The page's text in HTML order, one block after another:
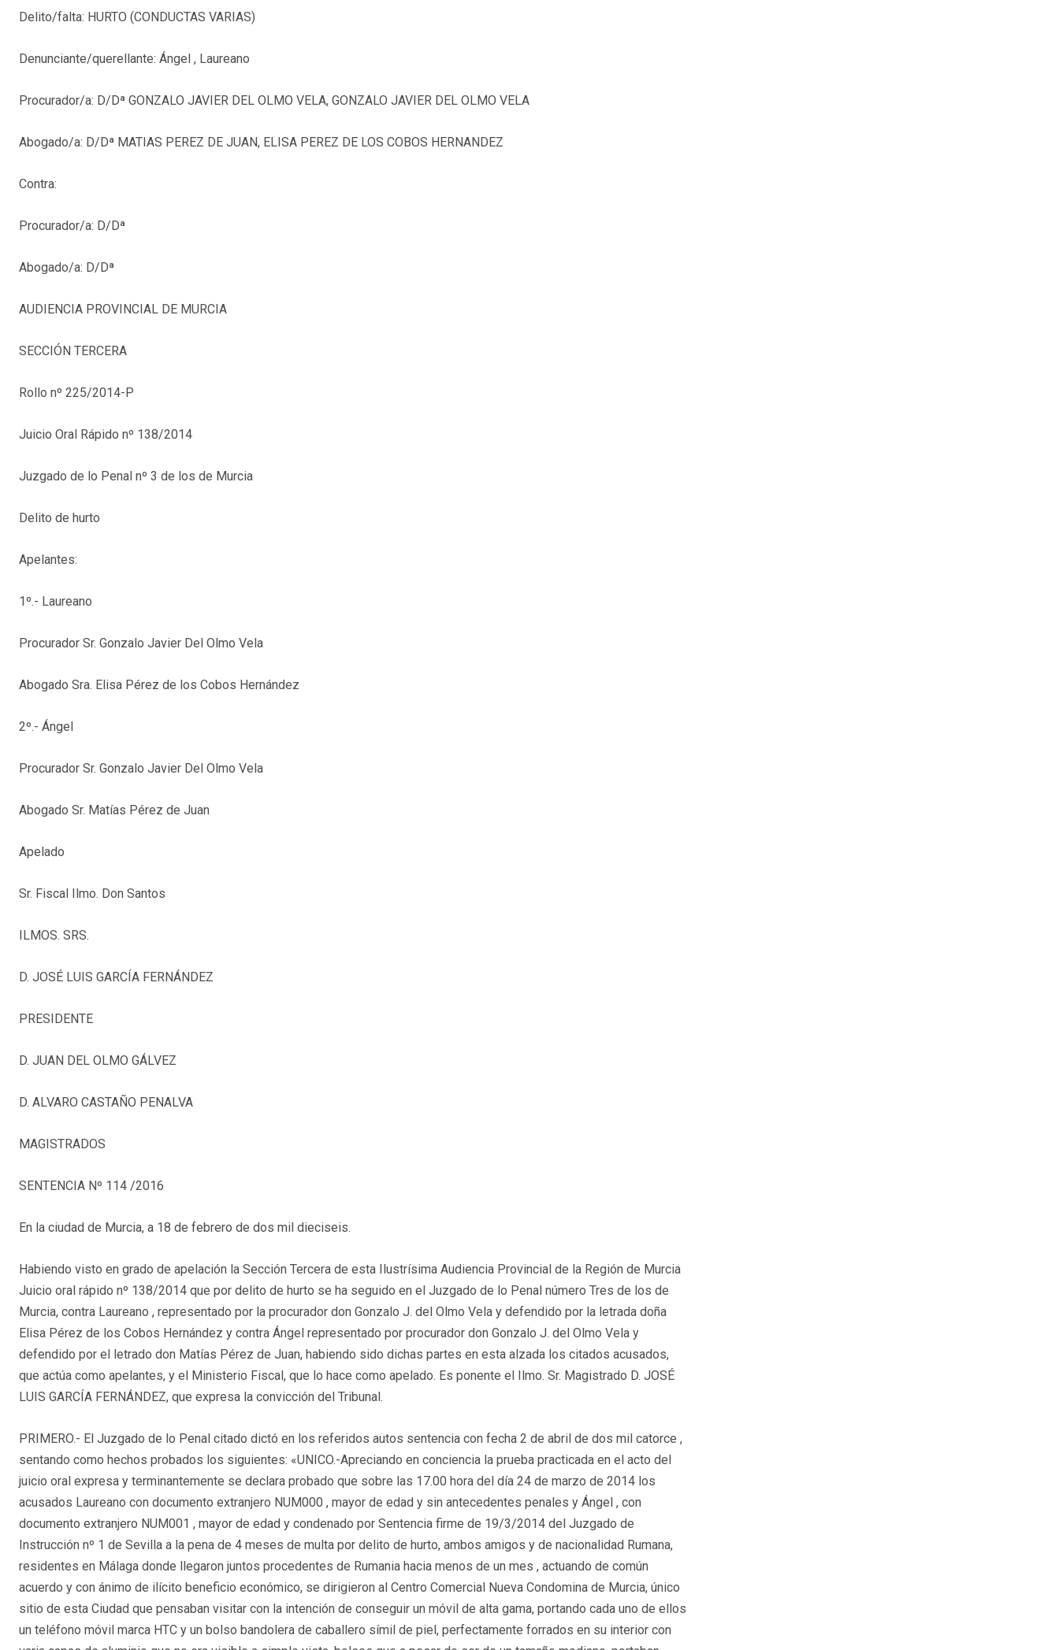
Delito/falta: HURTO (CONDUCTAS VARIAS)
Denunciante/querellante: Ángel , Laureano
Procurador/a: D/Dª GONZALO JAVIER DEL OLMO VELA, GONZALO JAVIER DEL OLMO VELA
Abogado/a: D/Dª MATIAS PEREZ DE JUAN, ELISA PEREZ DE LOS COBOS HERNANDEZ
Contra:
Procurador/a: D/Dª
Abogado/a: D/Dª
AUDIENCIA PROVINCIAL DE MURCIA
SECCIÓN TERCERA
Rollo nº 225/2014-P
Juicio Oral Rápido nº 138/2014
Juzgado de lo Penal nº 3 de los de Murcia
Delito de hurto
Apelantes:
1º.- Laureano
Procurador Sr. Gonzalo Javier Del Olmo Vela
Abogado Sra. Elisa Pérez de los Cobos Hernández
2º.- Ángel
Procurador Sr. Gonzalo Javier Del Olmo Vela
Abogado Sr. Matías Pérez de Juan
Apelado
Sr. Fiscal Ilmo. Don Santos
ILMOS. SRS.
D. JOSÉ LUIS GARCÍA FERNÁNDEZ
PRESIDENTE
D. JUAN DEL OLMO GÁLVEZ
D. ALVARO CASTAÑO PENALVA
MAGISTRADOS
SENTENCIA Nº 114 /2016
En la ciudad de Murcia, a 18 de febrero de dos mil dieciseis.
Habiendo visto en grado de apelación la Sección Tercera de esta Ilustrísima Audiencia Provincial de la Región de Murcia
Juicio oral rápido nº 138/2014 que por delito de hurto se ha seguido en el Juzgado de lo Penal número Tres de los de
Murcia, contra Laureano , representado por la procurador don Gonzalo J. del Olmo Vela y defendido por la letrada doña
Elisa Pérez de los Cobos Hernández y contra Ángel representado por procurador don Gonzalo J. del Olmo Vela y
defendido por el letrado don Matías Pérez de Juan, habiendo sido dichas partes en esta alzada los citados acusados,
que actúa como apelantes, y el Ministerio Fiscal, que lo hace como apelado. Es ponente el Ilmo. Sr. Magistrado D. JOSÉ
LUIS GARCÍA FERNÁNDEZ, que expresa la convicción del Tribunal.
PRIMERO.- El Juzgado de lo Penal citado dictó en los referidos autos sentencia con fecha 2 de abril de dos mil catorce ,
sentando como hechos probados los siguientes: «UNICO.-Apreciando en conciencia la prueba practicada en el acto del
juicio oral expresa y terminantemente se declara probado que sobre las 17.00 hora del día 24 de marzo de 2014 los
acusados Laureano con documento extranjero NUM000 , mayor de edad y sin antecedentes penales y Ángel , con
documento extranjero NUM001 , mayor de edad y condenado por Sentencia firme de 19/3/2014 del Juzgado de
Instrucción nº 1 de Sevilla a la pena de 4 meses de multa por delito de hurto, ambos amigos y de nacionalidad Rumana,
residentes en Málaga donde llegaron juntos procedentes de Rumania hacia menos de un mes , actuando de común
acuerdo y con ánimo de ilícito beneficio económico, se dirigieron al Centro Comercial Nueva Condomina de Murcia, único
sitio de esta Ciudad que pensaban visitar con la intención de conseguir un móvil de alta gama, portando cada uno de ellos
un teléfono móvil marca HTC y un bolso bandolera de caballero símil de piel, perfectamente forrados en su interior con